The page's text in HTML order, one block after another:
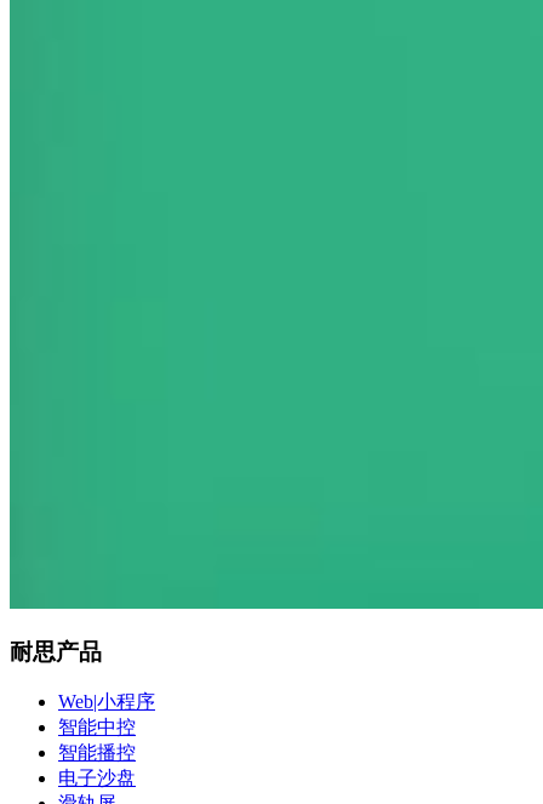
耐思产品
Web|小程序
智能中控
智能播控
电子沙盘